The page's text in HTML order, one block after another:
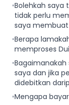
•Bolehkah saya
tidak perlu
saya membuat
•Berapa
memproses
•
saya dan jika
didebitkan
•Mengapa